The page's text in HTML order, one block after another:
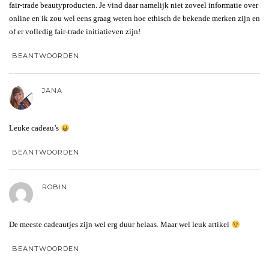
fair-trade beautyproducten. Je vind daar namelijk niet zoveel informatie over
online en ik zou wel eens graag weten hoe ethisch de bekende merken zijn en
of er volledig fair-trade initiatieven zijn!
BEANTWOORDEN
JANA
Leuke cadeau’s
BEANTWOORDEN
ROBIN
De meeste cadeautjes zijn wel erg duur helaas. Maar wel leuk artikel
BEANTWOORDEN